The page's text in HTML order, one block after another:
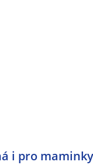
i pro